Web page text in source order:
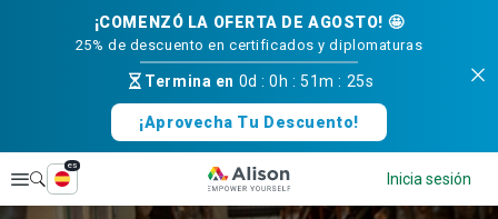
¡COMENZÓ LA OFERTA DE AGOSTO! 🤩
25% de descuento en certificados y diplomaturas
Termina en 0d :0h :51m : 24s
¡Aprovecha Tu Descuento!
Explorar
es
Inicia sesión